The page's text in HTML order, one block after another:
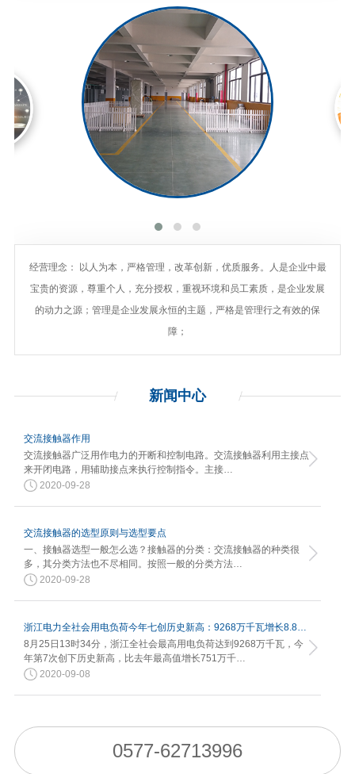
经营理念： 以人为本，严格管理，改革创新，优质服务。人是企业中最
宝贵的资源，尊重个人，充分授权，重视环境和员工素质，是企业发展
的动力之源；管理是企业发展永恒的主题，严格是管理行之有效的保
障；
新闻 中心
交流接触器作用
交流接触器广泛用作电力的开断和控制电路。交流接触器利用主接点
来开闭电路，用辅助接点来执行控制指令。主接…
2020-09-28
交流接触器的选型原则与选型要点
一、接触器选型一般怎么选？接触器的分类：交流接触器的种类很
多，其分类方法也不尽相同。按照一般的分类方法…
2020-09-28
浙江电力全社会用电负荷今年七创历史新高：9268万千瓦增长8.82%
8月25日13时34分，浙江全社会最高用电负荷达到9268万千瓦，今
年第7次创下历史新高，比去年最高值增长751万千…
2020-09-08
0577-62713996